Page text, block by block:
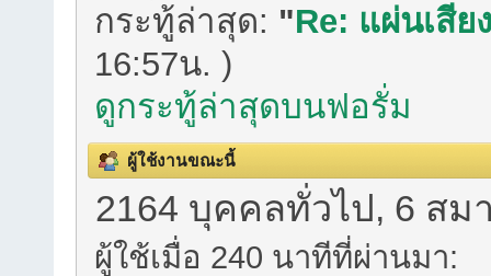
กระทู้ล่าสุด: "Re: แผ่นเสีย
16:57น. )
ดูกระทู้ล่าสุดบนฟอรั่ม
ผู้ใช้งานขณะนี้
2164 บุคคลทั่วไป, 6 สม
ผู้ใช้เมื่อ 240 นาทีที่ผ่านมา: